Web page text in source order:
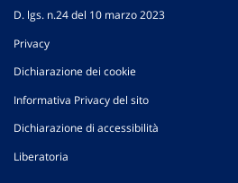
D. lgs. n.24 del 10 marzo 2023
Privacy
Dichiarazione dei cookie
Informativa Privacy del sito
Dichiarazione di accessibilità
Liberatoria